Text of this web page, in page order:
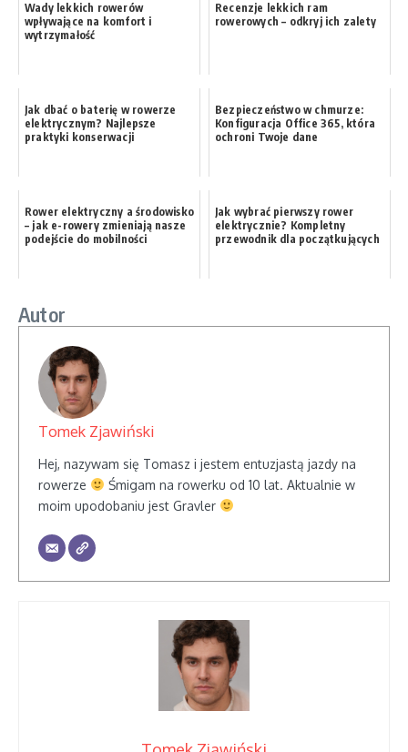
Wady lekkich rowerów
wpływające na komfort i
wytrzymałość
Recenzje lekkich ram
rowerowych – odkryj ich zalety
Jak dbać o baterię w rowerze
elektrycznym? Najlepsze
praktyki konserwacji
Bezpieczeństwo w chmurze:
Konfiguracja Office 365, która
ochroni Twoje dane
Rower elektryczny a środowisko
– jak e-rowery zmieniają nasze
podejście do mobilności
Jak wybrać pierwszy rower
elektrycznie? Kompletny
przewodnik dla początkujących
Autor
Tomek Zjawiński
Hej, nazywam się Tomasz i jestem entuzjastą jazdy na
rowerze
Śmigam na rowerku od 10 lat. Aktualnie w
moim upodobaniu jest Gravler